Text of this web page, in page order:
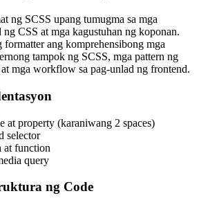
ng SCSS upang tumugma sa mga
ng CSS at mga kagustuhan ng koponan.
formatter ang komprehensibong mga
tampok ng SCSS, mga pattern ng
mga workflow sa pag-unlad ng frontend.
at property (karaniwang 2 spaces)
selector
at function
query
ng Code